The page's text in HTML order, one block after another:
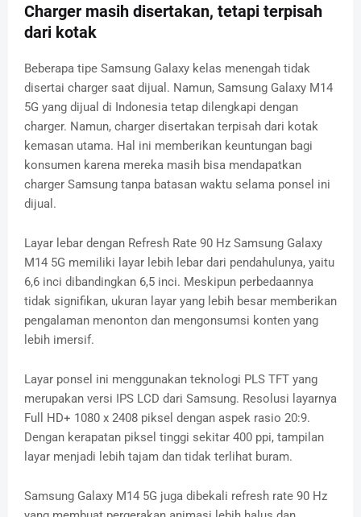
Charger masih disertakan, tetapi terpisah
dari kotak
Beberapa tipe Samsung Galaxy kelas menengah tidak
disertai charger saat dijual. Namun, Samsung Galaxy M14
5G yang dijual di Indonesia tetap dilengkapi dengan
charger. Namun, charger disertakan terpisah dari kotak
kemasan utama. Hal ini memberikan keuntungan bagi
konsumen karena mereka masih bisa mendapatkan
charger Samsung tanpa batasan waktu selama ponsel ini
dijual.
Layar lebar dengan Refresh Rate 90 Hz Samsung Galaxy
M14 5G memiliki layar lebih lebar dari pendahulunya, yaitu
6,6 inci dibandingkan 6,5 inci. Meskipun perbedaannya
tidak signifikan, ukuran layar yang lebih besar memberikan
pengalaman menonton dan mengonsumsi konten yang
lebih imersif.
Layar ponsel ini menggunakan teknologi PLS TFT yang
merupakan versi IPS LCD dari Samsung. Resolusi layarnya
Full HD+ 1080 x 2408 piksel dengan aspek rasio 20:9.
Dengan kerapatan piksel tinggi sekitar 400 ppi, tampilan
layar menjadi lebih tajam dan tidak terlihat buram.
Samsung Galaxy M14 5G juga dibekali refresh rate 90 Hz